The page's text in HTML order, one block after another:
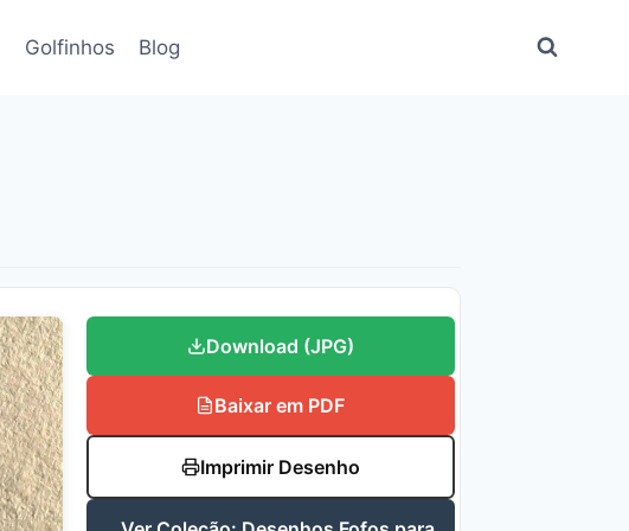
Golfinhos Blog
Download (JPG)
Baixar em PDF
Imprimir Desenho